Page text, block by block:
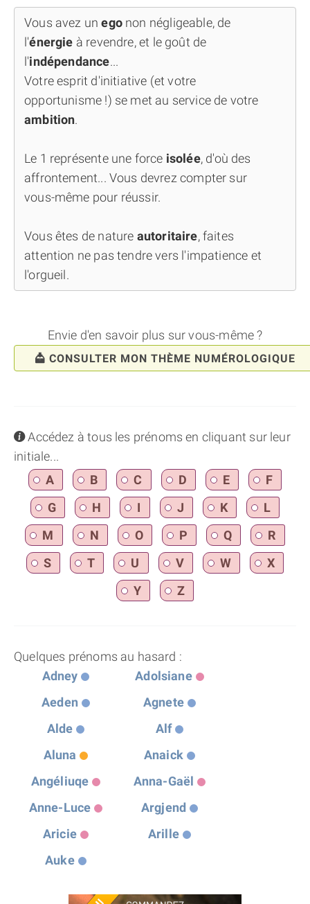
Vous avez un ego non négligeable, de
l'énergie à revendre, et le goût de
l'indépendance...
Votre esprit d'initiative (et votre
opportunisme !) se met au service de votre
ambition.
Le 1 représente une force isolée, d'où des
affrontement... Vous devrez compter sur
vous-même pour réussir.
Vous êtes de nature autoritaire, faites
attention ne pas tendre vers l'impatience et
l'orgueil.
Envie d'en savoir plus sur vous-même ?
CONSULTER MON THÈME NUMÉROLOGIQUE
infoAccédez à tous les prénoms en cliquant sur leur
initiale...
A
B C D E
F
G
H I J K
L
M
N O P Q
R
S
T U V W
X
Y
Z
Quelques prénoms au hasard :
Adney
Adolsiane
Aeden
Agnete
Alde
Alf
Aluna
Anaick
Angéliuqe
Anna-Gaël
Anne-Luce
Argjend
Aricie
Arille
Auke